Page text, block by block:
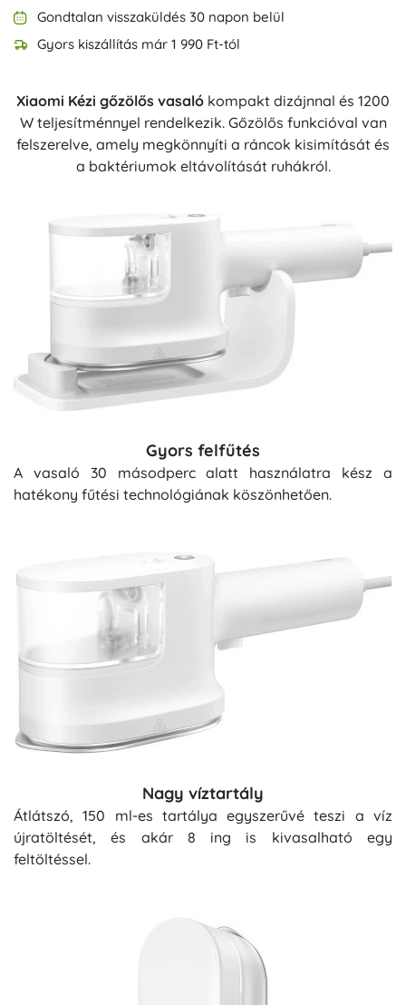
Gondtalan visszaküldés 30 napon belül
Gyors kiszállítás már 1 990 Ft-tól
Xiaomi Kézi gőzölős vasaló kompakt dizájnnal és 1200
W teljesítménnyel rendelkezik. Gőzölős funkcióval van
felszerelve, amely megkönnyíti a ráncok kisimítását és
a baktériumok eltávolítását ruhákról.
Gyors felfűtés
A vasaló 30 másodperc alatt használatra kész a
hatékony fűtési technológiának köszönhetően.
Nagy víztartály
Átlátszó, 150 ml-es tartálya egyszerűvé teszi a víz
újratöltését, és akár 8 ing is kivasalható egy
feltöltéssel.